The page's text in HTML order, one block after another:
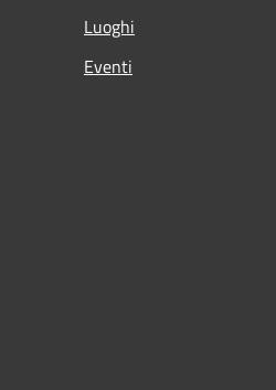
Luoghi
Eventi